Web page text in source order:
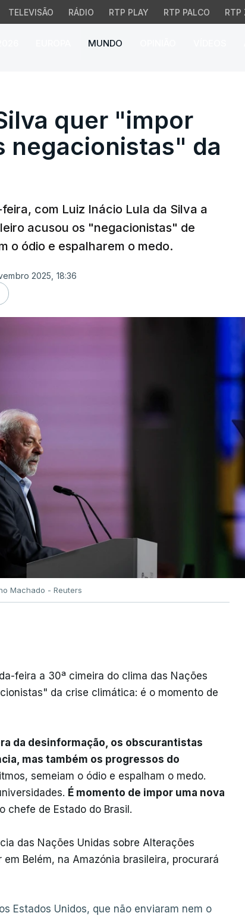
TELEVISÃO RÁDIO RTP PLAY RTP PALCO RTP
MUNDO
quer "impor
quer "impor
negacionistas" da
com Luiz Inácio Lula da Silva a
acusou os "negacionistas" de
o ódio e espalharem o medo.
2025, 18:36
Machado - Reuters
feira a 30ª cimeira do clima das Nações
da crise climática: é o momento de
da desinformação, os obscurantistas
mas também os progressos do
semeiam o ódio e espalham o medo.
É momento de impor uma nova
chefe de Estado do Brasil.
das Nações Unidas sobre Alterações
Belém, na Amazónia brasileira, procurará
Estados Unidos, que não enviaram nem o